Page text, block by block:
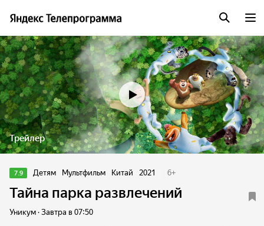
Трейлер
7.9 Детям Мультфильм Китай 2021 6+
Тайна парка развлечений
Уникум · Завтра в 07:50